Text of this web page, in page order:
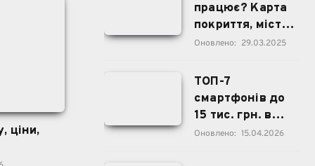
ціни,
працює? Карта
покриття, міста,
дата запуску
Оновлено: 29.03.2025
ТОП-7
смартфонів до
15 тис. грн. в
Україні
Оновлено: 15.04.2026